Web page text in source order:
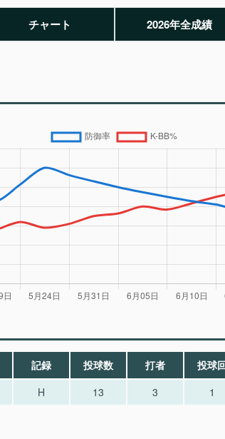
チャート 2026年全成績
記録 投球数 打者 投球
H 13 3 1